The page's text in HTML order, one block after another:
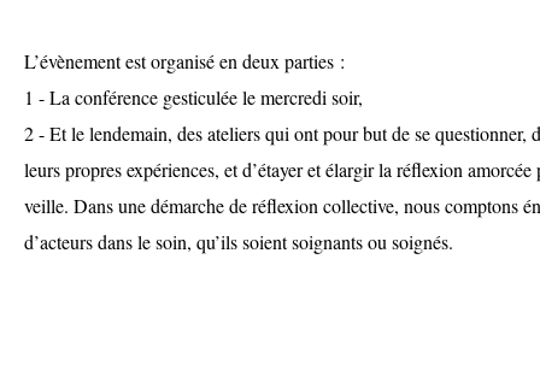
L’évènement est organisé en deux parties :
1 - La conférence gesticulée le mercredi soir,
2 - Et le lendemain, des ateliers qui ont pour but de se questionner,
leurs propres expériences, et d’étayer et élargir la réflexion
veille. Dans une démarche de réflexion collective, nous comptons
d’acteurs dans le soin, qu’ils soient soignants ou soignés.